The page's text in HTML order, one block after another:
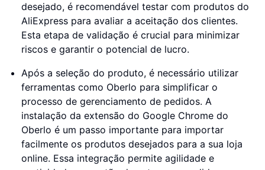
desejado, é recomendável testar com produtos do
AliExpress para avaliar a aceitação dos clientes.
Esta etapa de validação é crucial para minimizar
riscos e garantir o potencial de lucro.
Após a seleção do produto, é necessário utilizar
ferramentas como Oberlo para simplificar o
processo de gerenciamento de pedidos. A
instalação da extensão do Google Chrome do
Oberlo é um passo importante para importar
facilmente os produtos desejados para a sua loja
online. Essa integração permite agilidade e